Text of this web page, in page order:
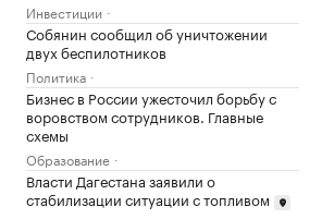
Инвестиции
Собянин сообщил об уничтожении
двух беспилотников
Политика
Бизнес в России ужесточил борьбу с
воровством сотрудников. Главные
схемы
Образование
Власти Дагестана заявили о
стабилизации ситуации с топливом